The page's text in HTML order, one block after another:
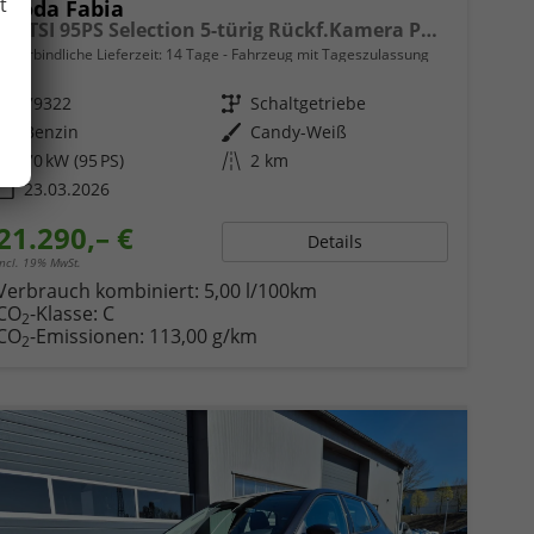
Fabia
1.0 TSI 95PS Selection 5-türig Rückf.Kamera Parksensoren Sitzheizung Multifunktionslenkrad Klima Skoda-Radio Bluetooth Touchscreen Tempomat Nebelsch. Apple CarPlay + Android Auto
unverbindliche Lieferzeit: 14 Tage Fahrzeug mit Tageszulassung
79322 Getriebe Schaltgetriebe
Benzin Außenfarbe Candy-Weiß
70 kW (95 PS) Kilometerstand 2 km
23.03.2026
€
19% MwSt.
Details
kombiniert: 5,00 l/100km
2-Klasse: C
2-Emissionen: 113,00 g/km